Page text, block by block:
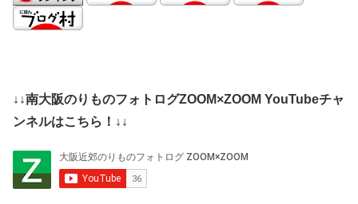
↓↓南大阪のりものフォトログZOOM×ZOOM YouTubeチャ
ンネルはこちら！↓↓